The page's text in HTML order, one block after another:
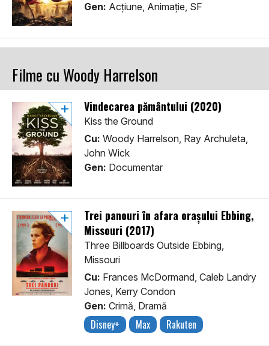
Gen: Acţiune, Animaţie, SF
Filme cu Woody Harrelson
Vindecarea pământului (2020)
Kiss the Ground
Cu: Woody Harrelson, Ray Archuleta,
John Wick
Gen: Documentar
Trei panouri în afara orașului Ebbing,
Missouri (2017)
Three Billboards Outside Ebbing,
Missouri
Cu: Frances McDormand, Caleb Landry
Jones, Kerry Condon
Gen: Crimă, Dramă
Disney+ Max Rakuten